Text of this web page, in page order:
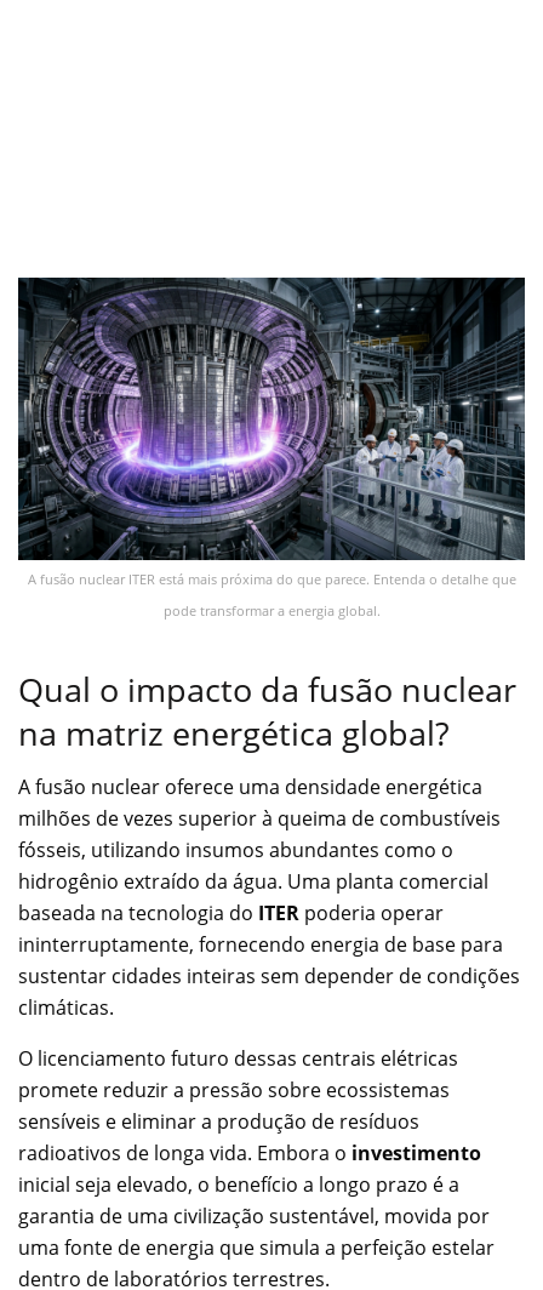
A fusão nuclear ITER está mais próxima do que parece. Entenda o detalhe que
pode transformar a energia global.
Qual o impacto da fusão nuclear
na matriz energética global?
A fusão nuclear oferece uma densidade energética
milhões de vezes superior à queima de combustíveis
fósseis, utilizando insumos abundantes como o
hidrogênio extraído da água. Uma planta comercial
baseada na tecnologia do ITER poderia operar
ininterruptamente, fornecendo energia de base para
sustentar cidades inteiras sem depender de condições
climáticas.
O licenciamento futuro dessas centrais elétricas
promete reduzir a pressão sobre ecossistemas
sensíveis e eliminar a produção de resíduos
radioativos de longa vida. Embora o investimento
inicial seja elevado, o benefício a longo prazo é a
garantia de uma civilização sustentável, movida por
uma fonte de energia que simula a perfeição estelar
dentro de laboratórios terrestres.